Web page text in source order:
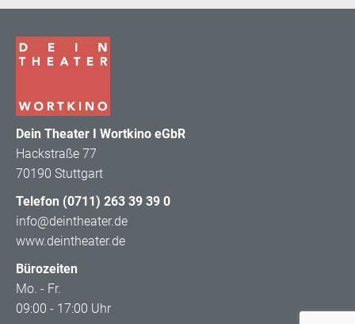
Dein Theater I Wortkino eGbR
Hackstraße 77
70190 Stuttgart
Telefon (0711) 263 39 39 0
info@deintheater.de
www.deintheater.de
Bürozeiten
Mo. - Fr.
09:00 - 17:00 Uhr